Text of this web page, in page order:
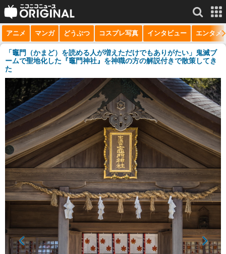
サービス一覧 もっと見る
niconico
生放送
ニュース
チャンネル
マンガ
ニコニコQ
アニメ マンガ どうぶつ コスプレ写真 インタビュー エンタメ
「竈門（かまど）を読める人が増えただけでもありがたい」鬼滅ブ
ームで聖地化した『竈門神社』を神職の方の解説付きで散策してき
た